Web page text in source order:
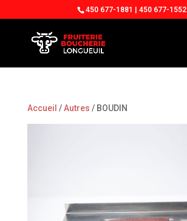
450 677-1881 | 450 677-1552
Accueil /Autres / BOUDIN